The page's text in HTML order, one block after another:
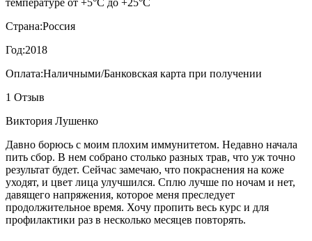
температуре от +5°С до +25°С
Страна:Россия
Год:2018
Оплата:Наличными/Банковская карта при получении
1 Отзыв
Виктория Лушенко
Давно борюсь с моим плохим иммунитетом. Недавно начала
пить сбор. В нем собрано столько разных трав, что уж точно
результат будет. Сейчас замечаю, что покраснения на коже
уходят, и цвет лица улучшился. Сплю лучше по ночам и нет,
давящего напряжения, которое меня преследует
продолжительное время. Хочу пропить весь курс и для
профилактики раз в несколько месяцев повторять.